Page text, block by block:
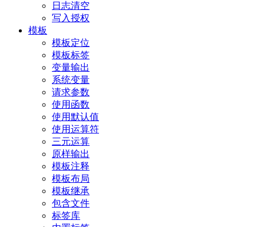
日志清空
写入授权
模板
模板定位
模板标签
变量输出
系统变量
请求参数
使用函数
使用默认值
使用运算符
三元运算
原样输出
模板注释
模板布局
模板继承
包含文件
标签库